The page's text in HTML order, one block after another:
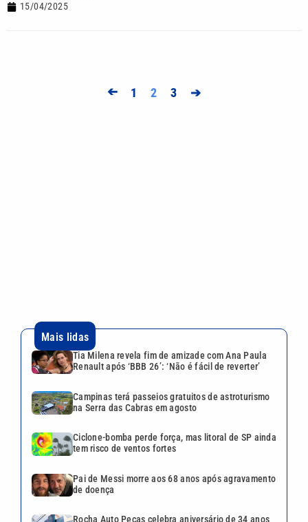
15/04/2025
➔ 1 2 3 ➔
Rocha Auto Peças celebra aniversário de 34 anos
com campanha válida até agosto
Continua após a publicidade
Cotidiano
REDES